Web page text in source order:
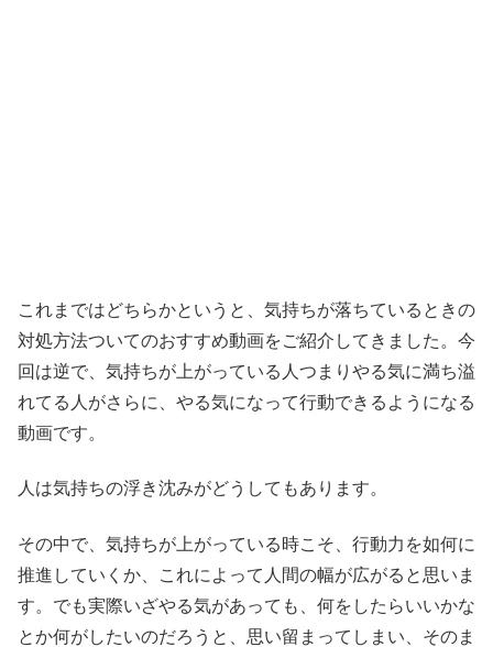
これまではどちらかというと、気持ちが落ちているときの
対処方法ついてのおすすめ動画をご紹介してきました。今
回は逆で、気持ちが上がっている人つまりやる気に満ち溢
れてる人がさらに、やる気になって行動できるようになる
動画です。
人は気持ちの浮き沈みがどうしてもあります。
その中で、気持ちが上がっている時こそ、行動力を如何に
推進していくか、これによって人間の幅が広がると思いま
す。でも実際いざやる気があっても、何をしたらいいかな
とか何がしたいのだろうと、思い留まってしまい、そのま